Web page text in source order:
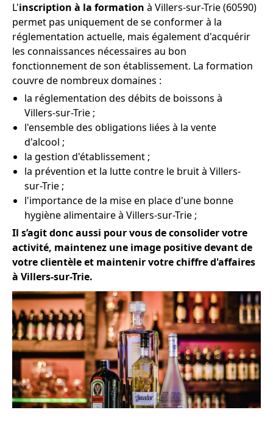
L'inscription à la formation à Villers-sur-Trie (60590)
permet pas uniquement de se conformer à la
réglementation actuelle, mais également d'acquérir
les connaissances nécessaires au bon
fonctionnement de son établissement. La formation
couvre de nombreux domaines :
la réglementation des débits de boissons à
Villers-sur-Trie ;
l'ensemble des obligations liées à la vente
d'alcool ;
la gestion d'établissement ;
la prévention et la lutte contre le bruit à Villers-
sur-Trie ;
l'importance de la mise en place d'une bonne
hygiène alimentaire à Villers-sur-Trie ;
Il s’agit donc aussi pour vous de consolider votre
activité, maintenez une image positive devant de
votre clientèle et maintenir votre chiffre d'affaires
à Villers-sur-Trie.